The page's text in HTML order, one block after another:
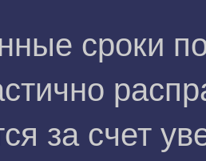
сроки
за счет